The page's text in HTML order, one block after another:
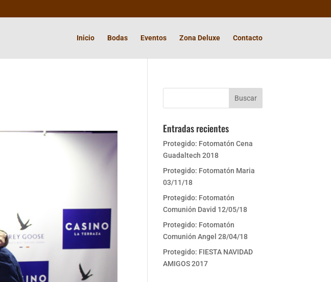
Inicio Bodas Eventos Zona Deluxe Contacto
Entradas recientes
Protegido: Fotomatón Cena
Guadaltech 2018
Protegido: Fotomatón Maria
03/11/18
Protegido: Fotomatón
Comunión David 12/05/18
Protegido: Fotomatón
Comunión Angel 28/04/18
Protegido: FIESTA NAVIDAD
AMIGOS 2017